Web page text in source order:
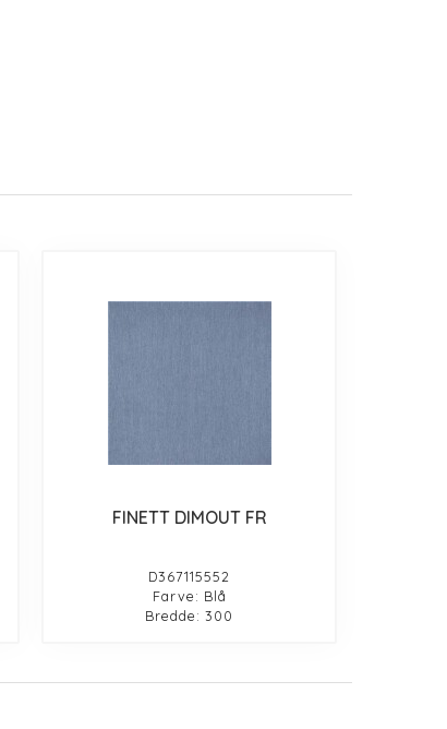
FINETT DIMOUT FR
D367115552
Farve: Blå
Bredde: 300